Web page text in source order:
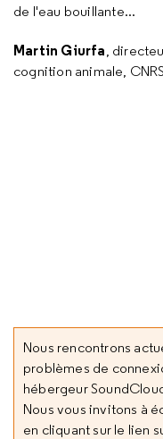
de l'eau bouillante...
Martin Giurfa,
cognition animale,
Nous rencontrons
problèmes de
hébergeur
Nous vous invitons à
en cliquant sur le lien